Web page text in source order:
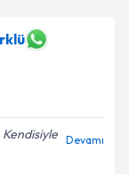
Devamı